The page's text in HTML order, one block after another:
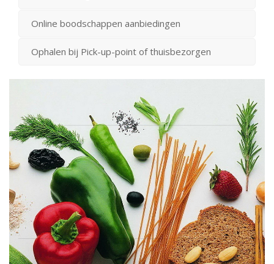
Online boodschappen aanbiedingen
Ophalen bij Pick-up-point of thuisbezorgen